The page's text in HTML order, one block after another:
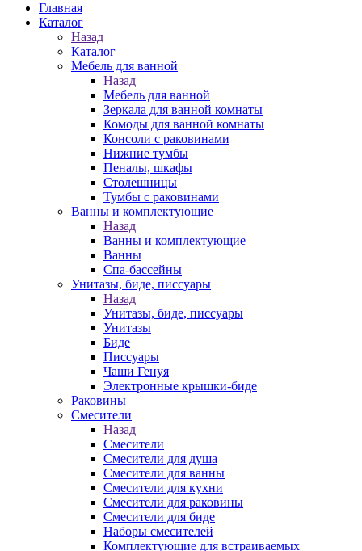
Главная
Каталог
Назад
Каталог
Мебель для ванной
Назад
Мебель для ванной
Зеркала для ванной комнаты
Комоды для ванной комнаты
Консоли с раковинами
Нижние тумбы
Пеналы, шкафы
Столешницы
Тумбы с раковинами
Ванны и комплектующие
Назад
Ванны и комплектующие
Ванны
Спа-бассейны
Унитазы, биде, писсуары
Назад
Унитазы, биде, писсуары
Унитазы
Биде
Писсуары
Чаши Генуя
Электронные крышки-биде
Раковины
Смесители
Назад
Смесители
Смесители для душа
Смесители для ванны
Смесители для кухни
Смесители для раковины
Смесители для биде
Наборы смесителей
Комплектующие для встраиваемых